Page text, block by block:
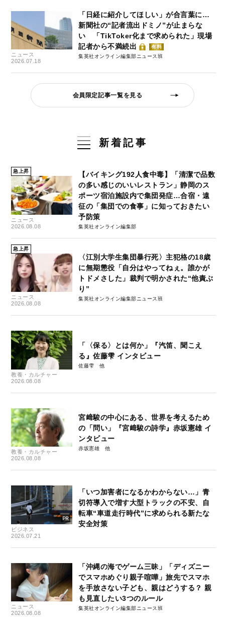
ニュース
2026.07.18
「日経に紹介してほしい」が合言葉に…
新聞社の“記者流出ドミノ”が止まらな
い 「TikToker化まで求められた」現場
記者から不満続出
有料
集英社オンライン編集部ニュース班
会員限定記事一覧を見る
新着記事
急上昇
ニュース
2026.08.08
【バイキング192人食中毒】「清潔で品数
の多い感じのいいレストラン」静岡のス
ポーツ宿泊施設内で集団発症…合宿・遠
征の「集団での食事」に知っておきたい
予防策
集英社オンライン編集部
急上昇
ニュース
2026.08.08
〈江別大学生集団暴行死〉主犯格の18歳
に無期懲役「自分はやってねぇ。誰かが
トドメさした」裁判で明かされた“他責ぶ
り”
集英社オンライン編集部ニュース班
教養・カルチャー
2026.08.08
「〈保る〉とは何か」『汽笛、聞こえ
る』佐藤雫 インタビュー
佐藤雫
教養・カルチャー
2026.08.08
宮﨑駿の中心にある、世界を考えるため
の「問い」『宮﨑駿の詩学』赤坂憲雄 イ
ンタビュー
赤坂憲雄
ビジネス
2026.07.21
「いつ加害者になるかわからない…」青
切符導入で増す大型トラックの不安、自
転車“車道走行時代”に求められる新たな
安全対策
ニュース
2026.08.08
「沖縄の海でゲーム三昧」「ディズニー
でスマホめぐり親子喧嘩」旅先でスマホ
を手放さない子ども、親はどうする？ 親
も見直したい3つのルール
集英社オンライン編集部ニュース班